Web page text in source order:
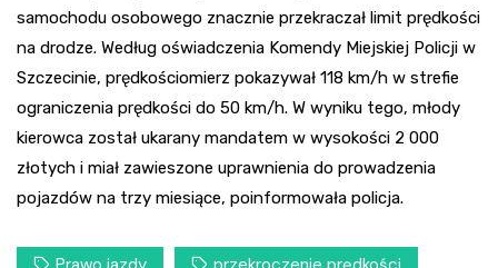
samochodu osobowego znacznie przekraczał limit prędkości
na drodze. Według oświadczenia Komendy Miejskiej Policji w
Szczecinie, prędkościomierz pokazywał 118 km/h w strefie
ograniczenia prędkości do 50 km/h. W wyniku tego, młody
kierowca został ukarany mandatem w wysokości 2 000
złotych i miał zawieszone uprawnienia do prowadzenia
pojazdów na trzy miesiące, poinformowała policja.